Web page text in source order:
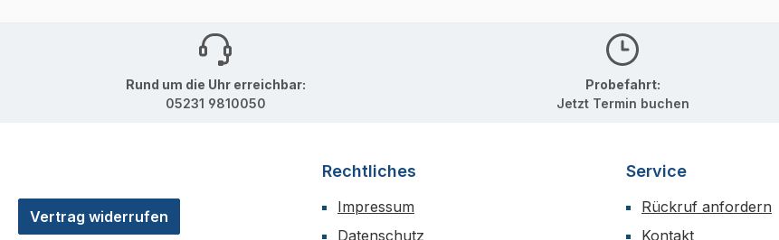
Rund um die Uhr erreichbar:
05231 9810050
Probefahrt:
Jetzt Termin buchen
Vertrag widerrufen
Rechtliches
Impressum
Datenschutz
Service
Rückruf anfordern
Kontakt